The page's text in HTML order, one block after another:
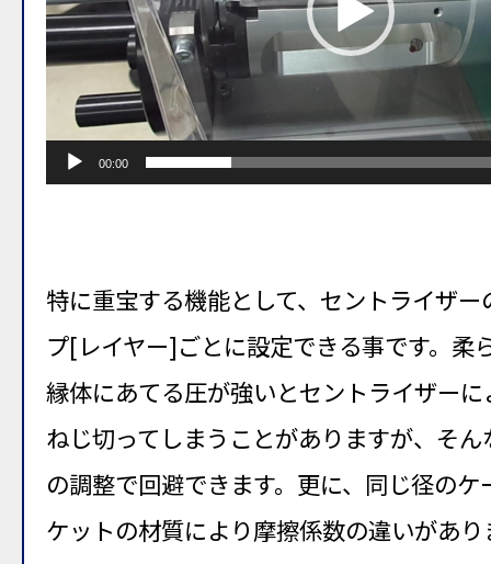
ヤ
ー
00:00
特に重宝する機能として、セントライザ
プ[レイヤー]ごとに設定できる事です。柔
縁体にあてる圧が強いとセントライザー
ねじ切ってしまうことがありますが、そ
の調整で回避できます。更に、同じ径のケ
ケットの材質により摩擦係数の違いがあ